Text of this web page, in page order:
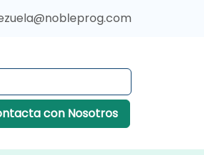
con Nosotros